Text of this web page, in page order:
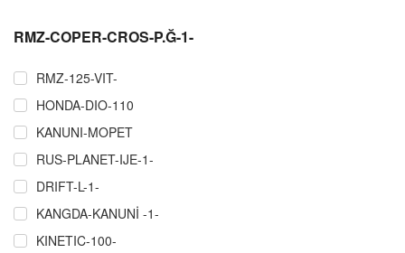
RMZ-COPER-CROS-P.Ğ-1-
RMZ-125-VIT-
HONDA-DIO-110
KANUNI-MOPET
RUS-PLANET-IJE-1-
DRIFT-L-1-
KANGDA-KANUNİ -1-
KINETIC-100-